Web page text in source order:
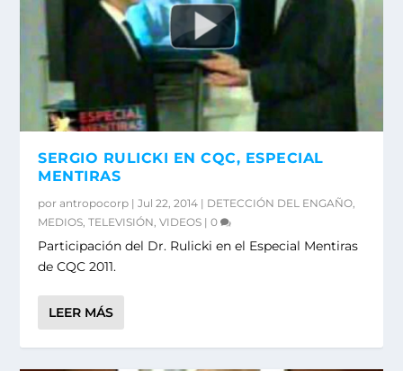
SERGIO RULICKI EN CQC, ESPECIAL
MENTIRAS
porantropocorp |Jul 22, 2014 | DETECCIÓN DEL ENGAÑO,
MEDIOS,TELEVISIÓN,VIDEOS |0
Participación del Dr. Rulicki en el Especial Mentiras
de CQC 2011.
LEER MÁS